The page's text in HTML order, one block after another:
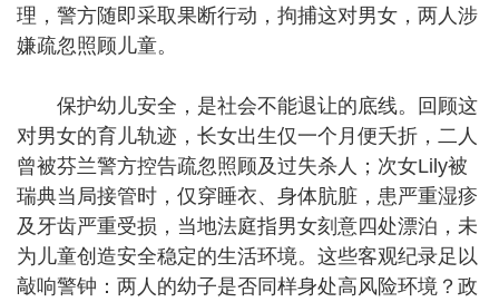
理，警方随即采取果断行动，拘捕这对男女，两人涉
嫌疏忽照顾儿童。
保护幼儿安全，是社会不能退让的底线。回顾这
对男女的育儿轨迹，长女出生仅一个月便夭折，二人
曾被芬兰警方控告疏忽照顾及过失杀人；次女Lily被
瑞典当局接管时，仅穿睡衣、身体肮脏，患严重湿疹
及牙齿严重受损，当地法庭指男女刻意四处漂泊，未
为儿童创造安全稳定的生活环境。这些客观纪录足以
敲响警钟：两人的幼子是否同样身处高风险环境？政